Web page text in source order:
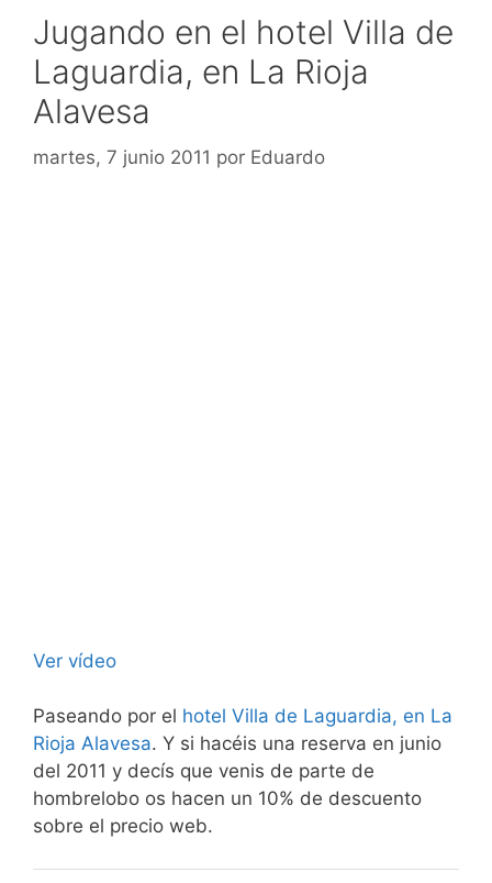
Jugando en el hotel Villa de
Laguardia, en La Rioja
Alavesa
martes, 7 junio 2011 por Eduardo
Ver vídeo
Paseando por el hotel Villa de Laguardia, en La
Rioja Alavesa. Y si hacéis una reserva en junio
del 2011 y decís que venis de parte de
hombrelobo os hacen un 10% de descuento
sobre el precio web.